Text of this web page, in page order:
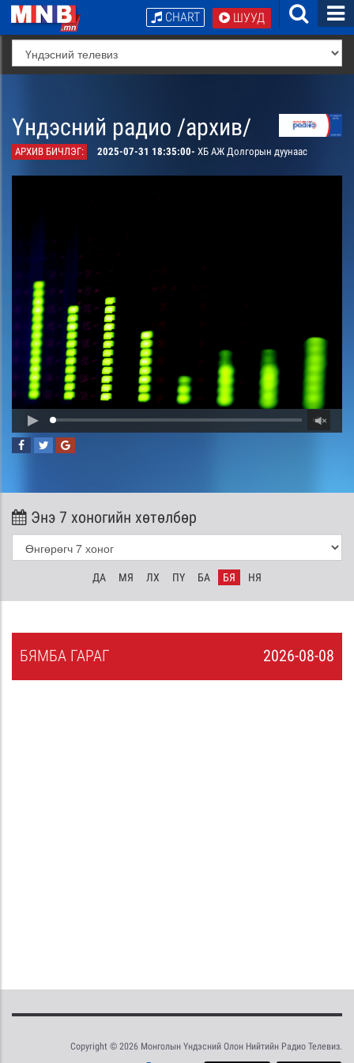
ШУУД
CHART
Үндэсний радио /архив/
АРХИВ БИЧЛЭГ: 2025-07-31 18:35:00- ХБ АЖ Долгорын дуунаас
Энэ 7 хоногийн хөтөлбөр
ДА МЯ ЛХ ПҮ БА БЯ НЯ
2026-08-08
БЯМБА ГАРАГ
Copyright © 2026 Монголын Үндэсний Олон Нийтийн Радио Телевиз.